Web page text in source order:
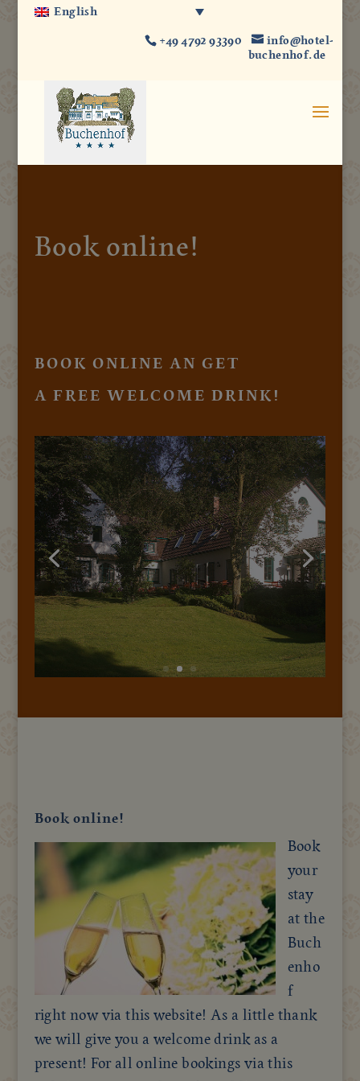
English
+49 4792 93390
info@hotel-
buchenhof.de
Book online!
BOOK ONLINE AN GET
A FREE WELCOME DRINK!
Book online!
Book
your
stay
at the
Buch
enho
f
right now via this website! As a little thank
we will give you a welcome drink as a
present! For all online bookings via this